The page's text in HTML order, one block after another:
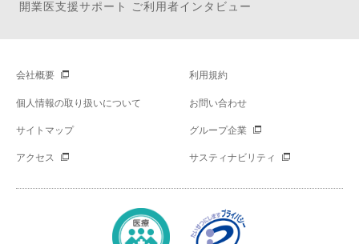
開業医支援サポート ご利用者インタビュー
会社概要 利用規約
個人情報の取り扱いについて お問い合わせ
サイトマップ グループ企業
アクセス サスティナビリティ